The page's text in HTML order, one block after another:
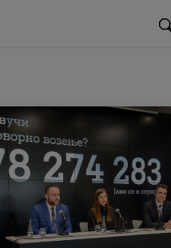
SQ
Деловни